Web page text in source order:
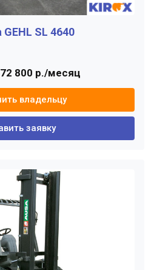
SL 4640
800 р./месяц
владельцу
заявку